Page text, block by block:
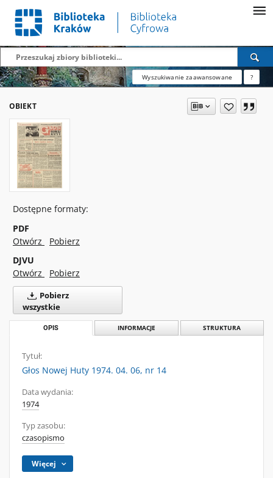
Wyszukiwanie zaawansowane ?
OBIEKT
Dostępne formaty:
PDF
Otwórz
Pobierz
DJVU
Otwórz
Pobierz
Pobierz
wszystkie
OPIS INFORMACJE STRUKTURA
Tytuł:
Głos Nowej Huty 1974. 04. 06, nr 14
Data wydania:
1974
Typ zasobu:
czasopismo
Więcej